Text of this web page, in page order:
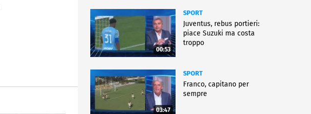
00:53
SPORT
Juventus, rebus portieri:
piace Suzuki ma costa
troppo
03:47
SPORT
Franco, capitano per
sempre